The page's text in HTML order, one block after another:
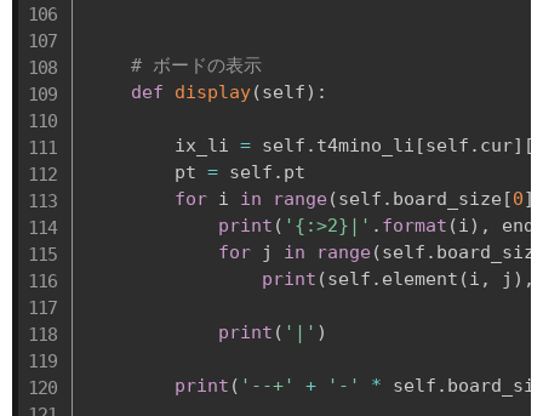
# ボードの表示
def
display(self) :
        ix_li
= self . t4mino_li [self . cur] [
        pt
= self . pt
for i in range (self . board_size [0]
print ( '{:>2}|' . format ( i ) , end
for j in range (self .
print (self . element ( i , j ) ,
print ( '|' )
print ( '--+' + '-' * self .